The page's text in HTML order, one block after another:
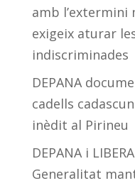
amb l’extermini
exigeix aturar
indiscriminades
DEPANA
cadells
inèdit al Pirineu
DEPANA i
Generalitat